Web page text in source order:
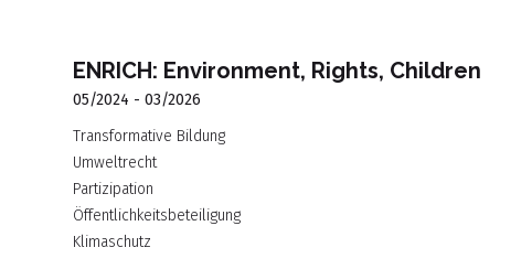
ENRICH: Environment, Rights, Children
05/2024 - 03/2026
Transformative Bildung
Umweltrecht
Partizipation
Öffentlichkeitsbeteiligung
Klimaschutz